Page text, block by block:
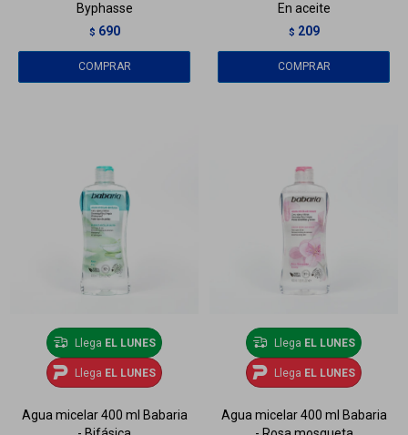
Byphasse
$ 690
En aceite
$ 209
Llega EL LUNES
Llega EL LUNES
Agua micelar 400 ml Babaria
Llega EL LUNES
Llega EL LUNES
Agua micelar 400 ml Babaria